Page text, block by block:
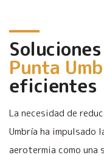
Punta
eficientes
La necesidad de
Umbría ha impulsado
aerotermia como